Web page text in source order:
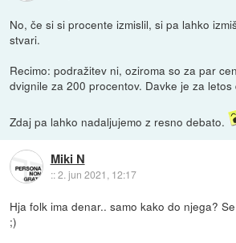
No, če si si procente izmislil, si pa lahko
stvari.
Recimo: podražitev ni, oziroma so za par
dvignile za 200 procentov. Davke je za
Zdaj pa lahko nadaljujemo z resno debato.
Miki N
::2. jun 2021, 12:17
Hja folk ima denar.. samo kako do njega?
;)